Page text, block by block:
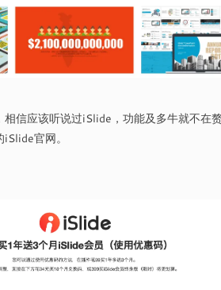
相信应该听说过iSlide，功能及多牛就不在
官网。